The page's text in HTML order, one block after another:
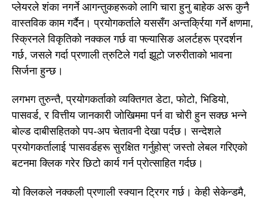
प्लेयरले शंका नगर्ने आगन्तुकहरूको लागि चारा हुनु बाहेक अरू कुनै
वास्तविक काम गर्दैन। प्रयोगकर्ताले यससँग अन्तर्क्रिया गर्ने क्षणमा,
स्क्रिनले विकृतिको नक्कल गर्छ वा फ्ल्यासिङ अलर्टहरू प्रदर्शन
गर्छ, जसले गर्दा प्रणाली त्रुटिले गर्दा झूटो जरुरीताको भावना
सिर्जना हुन्छ।
लगभग तुरुन्तै, प्रयोगकर्ताको व्यक्तिगत डेटा, फोटो, भिडियो,
पासवर्ड, र वित्तीय जानकारी जोखिममा पर्न वा चोरी हुन सक्छ भन्ने
बोल्ड दाबीसहितको पप-अप चेतावनी देखा पर्दछ। सन्देशले
प्रयोगकर्तालाई 'पासवर्डहरू सुरक्षित गर्नुहोस्' जस्तो लेबल गरिएको
बटनमा क्लिक गरेर छिटो कार्य गर्न प्रोत्साहित गर्दछ।
यो क्लिकले नक्कली प्रणाली स्क्यान ट्रिगर गर्छ। केही सेकेन्डमै,